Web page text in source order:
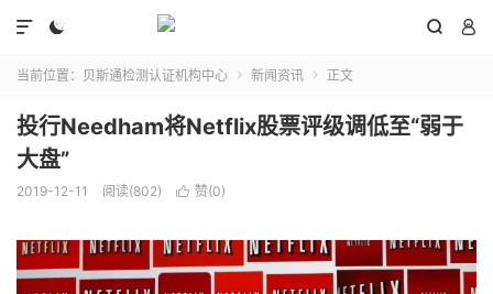
  

当前位置： 贝斯通检测认证机构中心  新闻资讯  正文
投行Needham将Netflix股票评级调低至“弱于
大盘”
2019-12-11 阅读(802)  赞(0)